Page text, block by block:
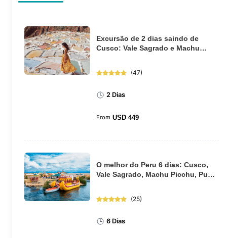
Excursão de 2 dias saindo de
Cusco: Vale Sagrado e Machu
(47)
2 Dias
From USD 449
O melhor do Peru 6 dias: Cusco,
Vale Sagrado, Machu Picchu, Puno
(25)
6 Dias